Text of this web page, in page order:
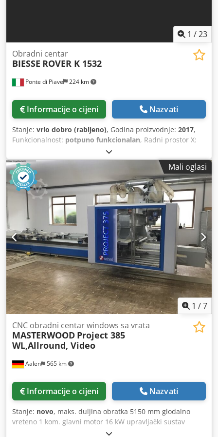
1 /23
Ponte di Piave 224 km
Obradni centar
BIESSE ROVER K 1532
Informacije o cijeni Nazvati
Stanje: vrlo dobro (rabljeno), Godina proizvodnje: 2017,
Funkcionalnost: potpuno funkcionalan, Radni prostor X:
3200 mm Radni prostor Y: 1560 mm Hod po osi Z: 165 mm
Električni vreteno snage 13,2 kW, priključak ISO 30 Broj
alata za vertikalno bušenje: 10 Broj alata za horizontalno
bušenje (os X): 4 Broj alata za horizontalno bušenje (os Y): 2
Rezači za rezanje žljebova u smjeru osi X Revolver za
izmjenu alata s 16 pozicija Radna površina s 6 steznih šipki
1 vakuumska pumpa, kapaciteta 90 m3/h Softver: bSolid -
bSuite3 Upravljačka ploča Sigurnosne podne prostirke
Csdpfx Aszguiwjggeha Zaštitne mreže Težina, približno
2400 kg. Instalirano 2018. godine. Odrađeno samo 171 sat
programa, 108 sati rada električnog vretena s 4 osi, 26 sati
rada bušilice.
Mali oglasi
1 /7
Aalen 565 km
CNC obradni centar windows sa vrata
MASTERWOOD Project 385
WL,Allround, Video
Informacije o cijeni Nazvati
Stanje: novo, maks. duljina obratka 5150 mm glodalno
vreteno 1 kom. glavni motor 16 kW upravljački sustav
Beckhoff CNC broj osi 5 Masterwood Project 385 WL CNC